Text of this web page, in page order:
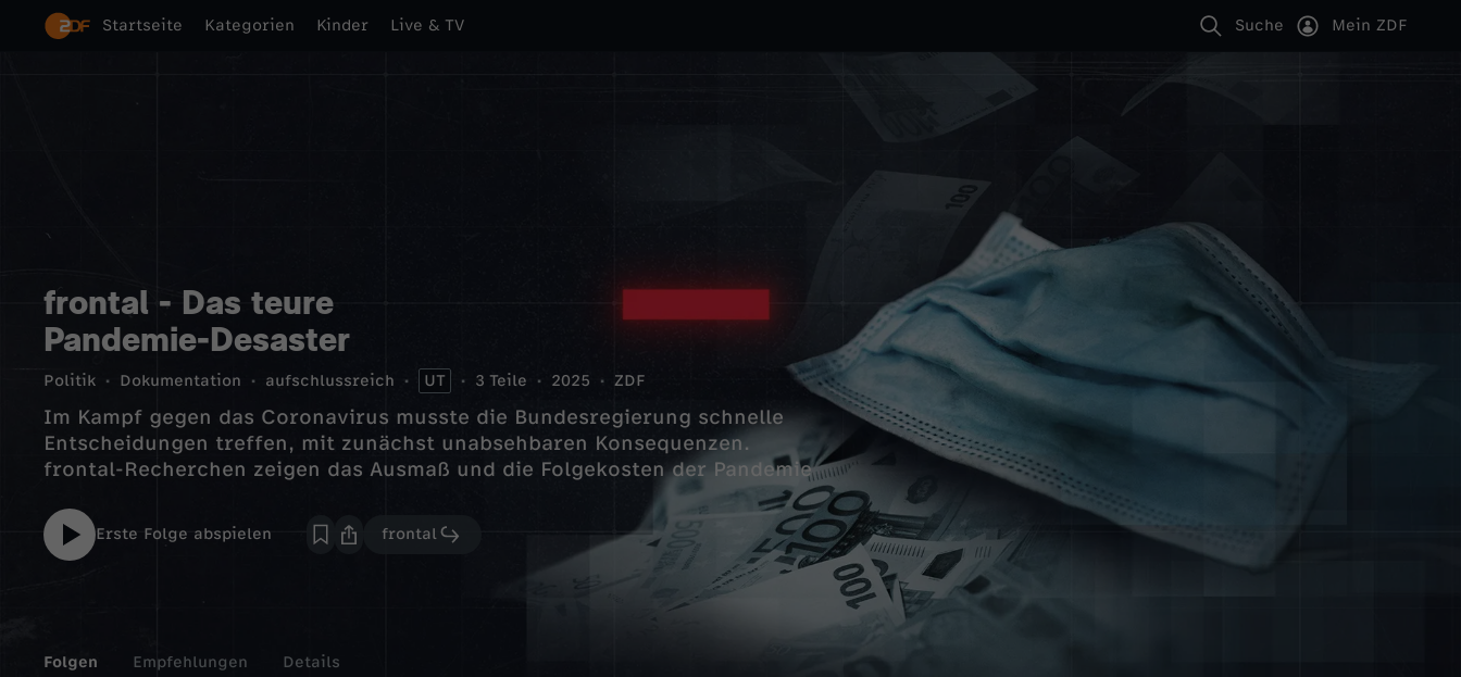
Startseite Kategorien Kinder Live & TV Suche Mein ZDF
frontal - Das teure
Pandemie-Desaster
Politik Dokumentation aufschlussreich UT 3 Teile 2025 ZDF
Im Kampf gegen das Coronavirus musste die Bundesregierung schnelle
Entscheidungen treffen, mit zunächst unabsehbaren Konsequenzen.
frontal-Recherchen zeigen das Ausmaß und die Folgekosten der Pandemie
Erste Folge abspielen frontal
Folgen Empfehlungen Details